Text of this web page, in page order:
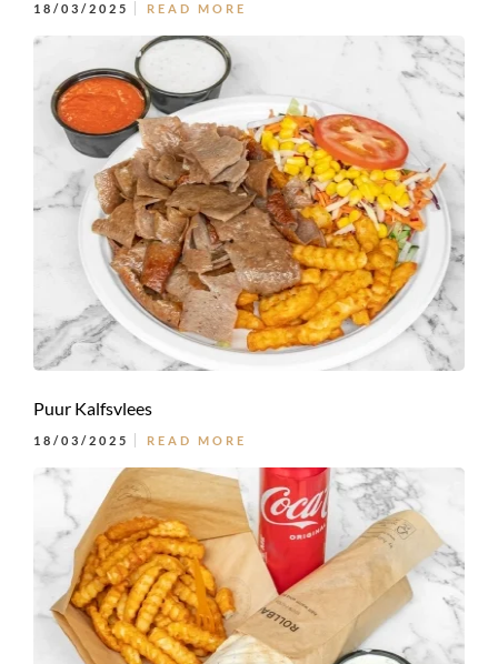
18/03/2025 READ MORE
Puur Kalfsvlees
18/03/2025 READ MORE